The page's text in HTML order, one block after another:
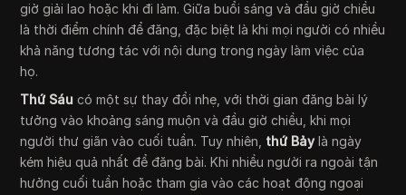
giờ giải lao hoặc khi đi làm. Giữa buổi sáng và đầu giờ chiều
là thời điểm chính để đăng, đặc biệt là khi mọi người có nhiều
khả năng tương tác với nội dung trong ngày làm việc của
họ.
Thứ Sáu có một sự thay đổi nhẹ, với thời gian đăng bài lý
tưởng vào khoảng sáng muộn và đầu giờ chiều, khi mọi
người thư giãn vào cuối tuần. Tuy nhiên, thứ Bảylà ngày
kém hiệu quả nhất để đăng bài. Khi nhiều người ra ngoài tận
hưởng cuối tuần hoặc tham gia vào các hoạt động ngoại